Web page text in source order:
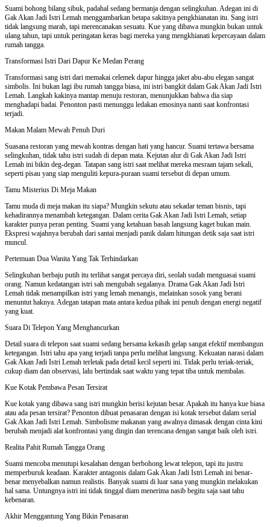
Suami bohong bilang sibuk, padahal sedang bermanja dengan selingkuhan. Adegan ini di
Gak Akan Jadi Istri Lemah menggambarkan betapa sakitnya pengkhianatan itu. Sang istri
tidak langsung marah, tapi merencanakan sesuatu. Kue yang dibawa mungkin bukan untuk
ulang tahun, tapi untuk peringatan keras bagi mereka yang mengkhianati kepercayaan dalam
rumah tangga.
Transformasi Istri Dari Dapur Ke Medan Perang
Transformasi sang istri dari memakai celemek dapur hingga jaket abu-abu elegan sangat
simbolis. Ini bukan lagi ibu rumah tangga biasa, ini istri bangkit dalam Gak Akan Jadi Istri
Lemah. Langkah kakinya mantap menuju restoran, menunjukkan bahwa dia siap
menghadapi badai. Penonton pasti menunggu ledakan emosinya nanti saat konfrontasi
terjadi.
Makan Malam Mewah Penuh Duri
Suasana restoran yang mewah kontras dengan hati yang hancur. Suami tertawa bersama
selingkuhan, tidak tahu istri sudah di depan mata. Kejutan alur di Gak Akan Jadi Istri
Lemah ini bikin deg-degan. Tatapan sang istri saat melihat mereka mesraan tajam sekali,
seperti pisau yang siap menguliti kepura-puraan suami tersebut di depan umum.
Tamu Misterius Di Meja Makan
Tamu muda di meja makan itu siapa? Mungkin sekutu atau sekadar teman bisnis, tapi
kehadirannya menambah ketegangan. Dalam cerita Gak Akan Jadi Istri Lemah, setiap
karakter punya peran penting. Suami yang ketahuan basah langsung kaget bukan main.
Ekspresi wajahnya berubah dari santai menjadi panik dalam hitungan detik saja saat istri
muncul.
Pertemuan Dua Wanita Yang Tak Terhindarkan
Selingkuhan berbaju putih itu terlihat sangat percaya diri, seolah sudah menguasai suami
orang. Namun kedatangan istri sah mengubah segalanya. Drama Gak Akan Jadi Istri
Lemah tidak menampilkan istri yang lemah menangis, melainkan sosok yang berani
menuntut haknya. Adegan tatapan mata antara kedua pihak ini penuh dengan energi negatif
yang kuat.
Suara Di Telepon Yang Menghancurkan
Detail suara di telepon saat suami sedang bersama kekasih gelap sangat efektif membangun
ketegangan. Istri tahu apa yang terjadi tanpa perlu melihat langsung. Kekuatan narasi dalam
Gak Akan Jadi Istri Lemah terletak pada detail kecil seperti ini. Tidak perlu teriak-teriak,
cukup diam dan observasi, lalu bertindak saat waktu yang tepat tiba untuk membalas.
Kue Kotak Pembawa Pesan Tersirat
Kue kotak yang dibawa sang istri mungkin berisi kejutan besar. Apakah itu hanya kue biasa
atau ada pesan tersirat? Penonton dibuat penasaran dengan isi kotak tersebut dalam serial
Gak Akan Jadi Istri Lemah. Simbolisme makanan yang awalnya dimasak dengan cinta kini
berubah menjadi alat konfrontasi yang dingin dan terencana dengan sangat baik oleh istri.
Realita Pahit Rumah Tangga Orang
Suami mencoba menutupi kesalahan dengan berbohong lewat telepon, tapi itu justru
memperburuk keadaan. Karakter antagonis dalam Gak Akan Jadi Istri Lemah ini benar-
benar menyebalkan namun realistis. Banyak suami di luar sana yang mungkin melakukan
hal sama. Untungnya istri ini tidak tinggal diam menerima nasib begitu saja saat tahu
kebenaran.
Akhir Menggantung Yang Bikin Penasaran